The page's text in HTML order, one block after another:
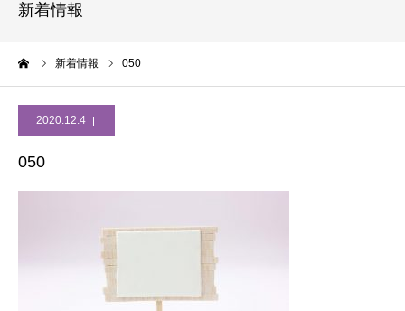
新着情報
新着情報 050
2020.12.4
050
お問い合わせ